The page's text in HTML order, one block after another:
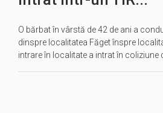
O bărbat în vârstă de 42 de ani a
dinspre localitatea Făget înspre
intrare în localitate a intrat în coliziune